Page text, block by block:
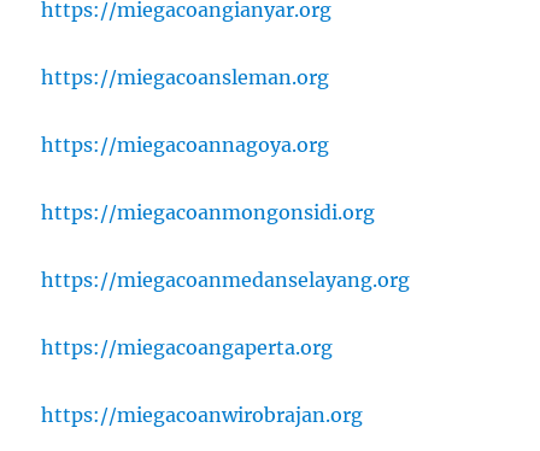
https://miegacoangianyar.org
https://miegacoansleman.org
https://miegacoannagoya.org
https://miegacoanmongonsidi.org
https://miegacoanmedanselayang.org
https://miegacoangaperta.org
https://miegacoanwirobrajan.org